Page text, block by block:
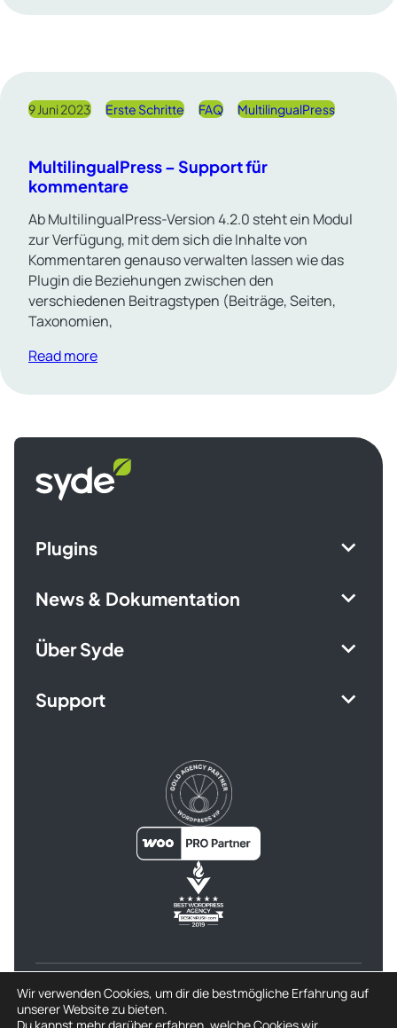
9 Juni 2023 Erste Schritte FAQ MultilingualPress
MultilingualPress – Support für
kommentare
Ab MultilingualPress-Version 4.2.0 steht ein Modul
zur Verfügung, mit dem sich die Inhalte von
Kommentaren genauso verwalten lassen wie das
Plugin die Beziehungen zwischen den
verschiedenen Beitragstypen (Beiträge, Seiten,
Taxonomien,
Read more
homepage
Plugins
News & Dokumentation
Über Syde
Support
© 2026 Syde GmbH
AGBDatenschutzerklärungRückerstattung
Wir verwenden Cookies, um dir die bestmögliche Erfahrung auf
unserer Website zu bieten.